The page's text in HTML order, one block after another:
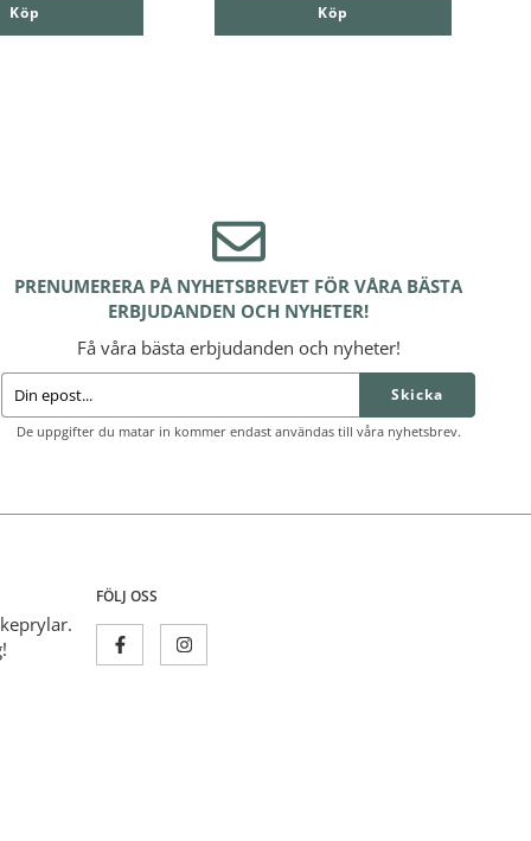
Köp Köp
PRENUMERERA PÅ NYHETSBREVET FÖR VÅRA BÄSTA
ERBJUDANDEN OCH NYHETER!
Få våra bästa erbjudanden och nyheter!
Skicka
De uppgifter du matar in kommer endast användas till våra nyhetsbrev.
FÖLJ OSS